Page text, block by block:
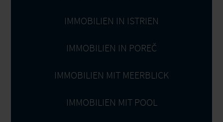
IMMOBILIEN IN ISTRIEN
IMMOBILIEN IN POREČ
IMMOBILIEN MIT MEERBLICK
IMMOBILIEN MIT POOL